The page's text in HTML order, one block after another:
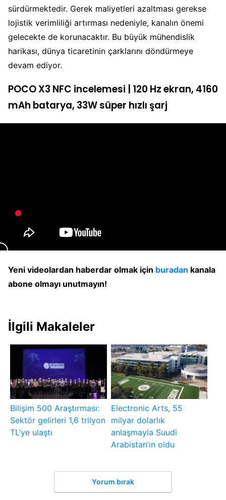
sürdürmektedir. Gerek maliyetleri azaltması gerekse
lojistik verimliliği artırması nedeniyle, kanalın önemi
gelecekte de korunacaktır. Bu büyük mühendislik
harikası, dünya ticaretinin çarklarını döndürmeye
devam ediyor.
POCO X3 NFC incelemesi | 120 Hz ekran, 4160
mAh batarya, 33W süper hızlı şarj
Yeni videolardan haberdar olmak için buradan kanala
abone olmayı unutmayın!
İlgili Makaleler
Bilişim 500 Araştırması:
Sektör gelirleri 1,6 trilyon
TL’ye ulaştı
Electronic Arts, 55
milyar dolarlık
anlaşmayla Suudi
Arabistan’ın oldu
Yorum bırak